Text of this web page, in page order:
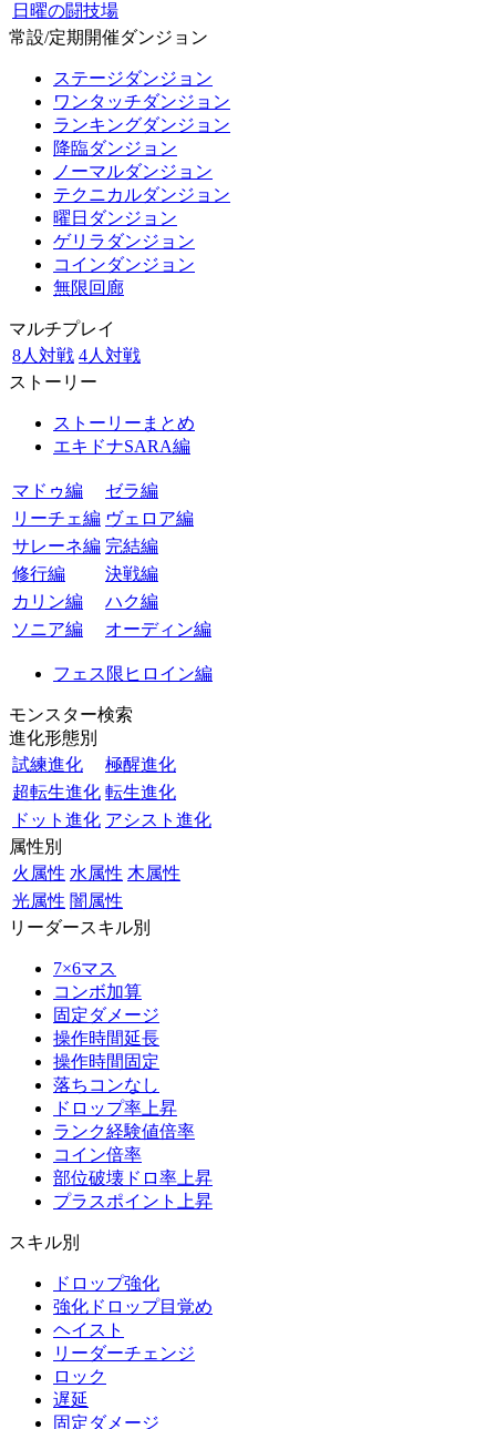
日曜の闘技場
常設/定期開催ダンジョン
ステージダンジョン
ワンタッチダンジョン
ランキングダンジョン
降臨ダンジョン
ノーマルダンジョン
テクニカルダンジョン
曜日ダンジョン
ゲリラダンジョン
コインダンジョン
無限回廊
マルチプレイ
8人対戦 4人対戦
ストーリー
ストーリーまとめ
エキドナSARA編
マドゥ編
ゼラ編
リーチェ編 ヴェロア編
サレーネ編 完結編
修行編
決戦編
カリン編
ハク編
ソニア編
オーディン編
フェス限ヒロイン編
モンスター検索
進化形態別
試練進化
極醒進化
超転生進化 転生進化
ドット進化 アシスト進化
属性別
火属性 水属性 木属性
光属性 闇属性
リーダースキル別
7×6マス
コンボ加算
固定ダメージ
操作時間延長
操作時間固定
落ちコンなし
ドロップ率上昇
ランク経験値倍率
コイン倍率
部位破壊ドロ率上昇
プラスポイント上昇
スキル別
ドロップ強化
強化ドロップ目覚め
ヘイスト
リーダーチェンジ
ロック
遅延
固定ダメージ